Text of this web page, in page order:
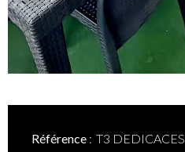
Référence
T3 DEDICACES